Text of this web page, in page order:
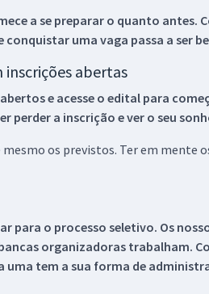
a se preparar o quanto antes.
conquistar uma vaga passa a ser
inscrições abertas
e acesse o edital para
a inscrição e ver o seu
os previstos. Ter em mente
para o processo seletivo. Os
organizadoras trabalham.
tem a sua forma de